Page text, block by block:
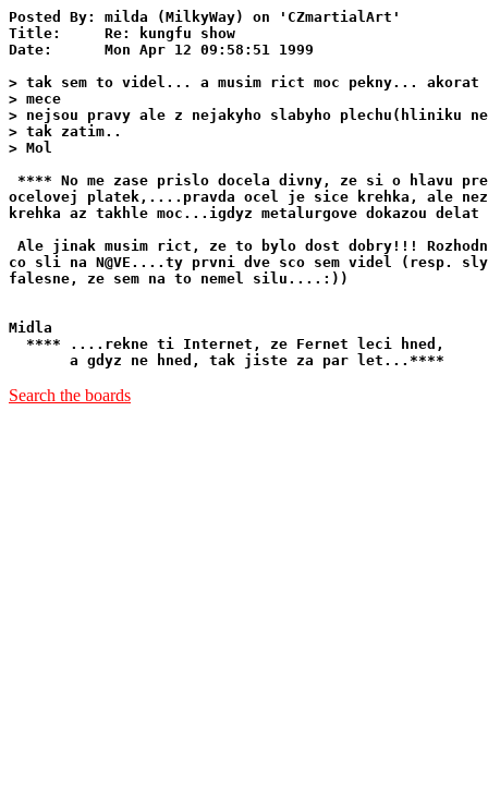
Posted By: milda (MilkyWay) on 'CZmartialArt'
Title:     Re: kungfu show
Date:      Mon Apr 12 09:58:51 1999
> tak sem to videl... a musim rict moc pekny...
> mece
> nejsou pravy ale z nejakyho slabyho plechu(hliniku
> tak zatim..
> Mol
**** No me zase prislo docela divny, ze si o hlavu
ocelovej platek,....pravda ocel je sice krehka, ale
krehka az takhle moc...igdyz metalurgove dokazou
Ale jinak musim rict, ze to bylo dost dobry!!!
co sli na N@VE....ty prvni dve sco sem videl (resp.
falesne, ze sem na to nemel silu....:))
Midla
  **** ....rekne ti Internet, ze Fernet leci hned,
Search the boards